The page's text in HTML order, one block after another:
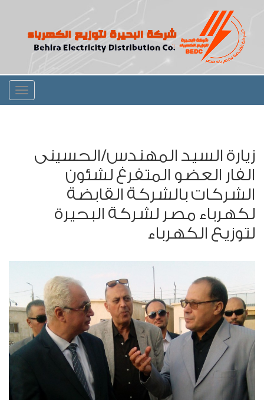
Toggle
زيارة السيد المهندس/الحسينى
الفار العضو المتفرغ لشئون
الشركات بالشركة القابضة
لكهرباء مصر لشركة البحيرة
لتوزيع الكهرباء